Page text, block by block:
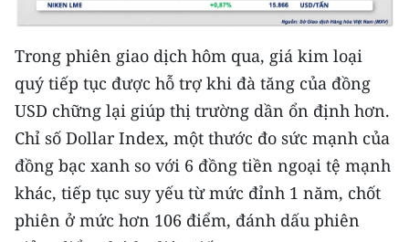
Media Kinh tế
Media Văn hóa
Media Xã hội
Media Pháp luật
Media Du lịch
Media Thế giới
Trong phiên giao dịch hôm qua, giá kim loại
quý tiếp tục được hỗ trợ khi đà tăng của đồng
USD chững lại giúp thị trường dần ổn định hơn.
Chỉ số Dollar Index, một thước đo sức mạnh của
đồng bạc xanh so với 6 đồng tiền ngoại tệ mạnh
khác, tiếp tục suy yếu từ mức đỉnh 1 năm, chốt
phiên ở mức hơn 106 điểm, đánh dấu phiên